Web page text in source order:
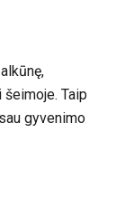
Taip
gyvenimo